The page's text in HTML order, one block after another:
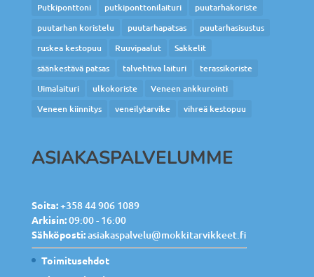
Putkiponttoni
putkiponttonilaituri
puutarhakoriste
puutarhan koristelu
puutarhapatsas
puutarhasisustus
ruskea kestopuu
Ruuvipaalut
Sakkelit
säänkestävä patsas
talvehtiva laituri
terassikoriste
Uimalaituri
ulkokoriste
Veneen ankkurointi
Veneen kiinnitys
veneilytarvike vihreä kestopuu
ASIAKASPALVELUMME
Soita:+358 44 906 1089
Arkisin:09:00 - 16:00
Sähköposti:asiakaspalvelu@mokkitarvikkeet.fi
Toimitusehdot